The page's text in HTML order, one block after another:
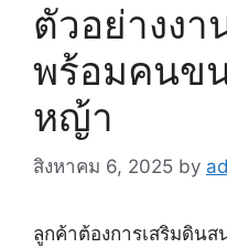
ตัวอย่างง
พร้อมคนข
หญ้า
สิงหาคม 6, 2025 by
ลูกค้าต้องการเสริมดิน